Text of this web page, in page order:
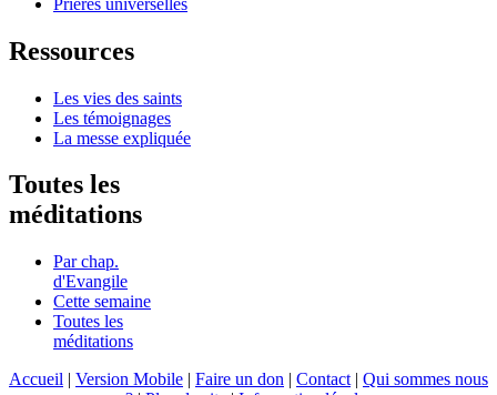
Ressources
Les vies des saints
Les témoignages
La messe expliquée
Toutes les
méditations
Par chap.
d'Evangile
Cette semaine
Toutes les
méditations
Accueil | Version Mobile | Faire un don | Contact | Qui sommes nous